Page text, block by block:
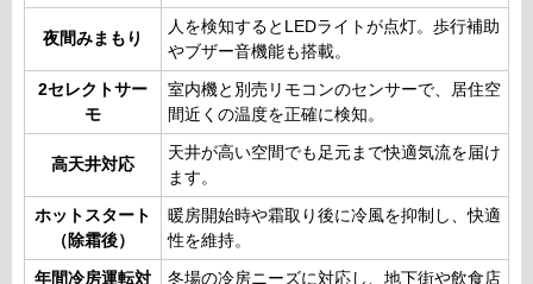
夜間みまもり
人を検知するとLEDライトが点灯。歩行補助
やブザー音機能も搭載。
2セレクトサー
モ
室内機と別売リモコンのセンサーで、居住空
間近くの温度を正確に検知。
高天井対応
天井が高い空間でも足元まで快適気流を届け
ます。
ホットスタート
（除霜後）
暖房開始時や霜取り後に冷風を抑制し、快適
性を維持。
年間冷房運転対 冬場の冷房ニーズに対応し、地下街や飲食店